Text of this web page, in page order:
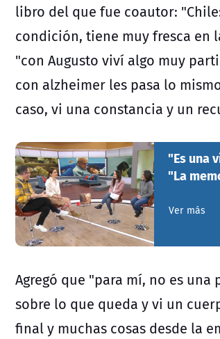
libro del que fue coautor:
condición, tiene muy fresca en
"con Augusto viví algo muy
con alzheimer les pasa lo
caso, vi una constancia y un
"Es una
"La
Ver más
Agregó que "para mí, no es
sobre lo que queda y vi un
final y muchas cosas desde la